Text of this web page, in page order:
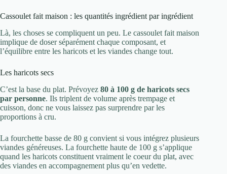
Cassoulet fait maison : les quantités ingrédient par ingrédient
Là, les choses se compliquent un peu. Le cassoulet fait maison
implique de doser séparément chaque composant, et
l’équilibre entre les haricots et les viandes change tout.
Les haricots secs
C’est la base du plat. Prévoyez 80 à 100 g de haricots secs
par personne. Ils triplent de volume après trempage et
cuisson, donc ne vous laissez pas surprendre par les
proportions à cru.
La fourchette basse de 80 g convient si vous intégrez plusieurs
viandes généreuses. La fourchette haute de 100 g s’applique
quand les haricots constituent vraiment le coeur du plat, avec
des viandes en accompagnement plus qu’en vedette.